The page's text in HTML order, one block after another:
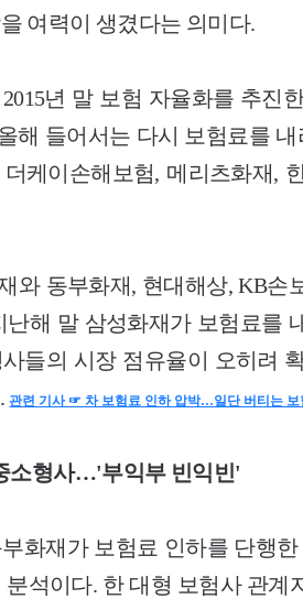
여력이 생겼다는 의미다.
년 말 보험 자율화를 추진
해 들어서는 다시 보험료를
케이손해보험, 메리츠화재,
와 동부화재, 현대해상, KB손
난해 말 삼성화재가 보험료를
들의 시장 점유율이 오히려
관련 기사 ☞ 차 보험료 인하 압박…일단 버티는 보
소형사…'부익부 빈익빈'
화재가 보험료 인하를 단행
분석이다. 한 대형 보험사 관